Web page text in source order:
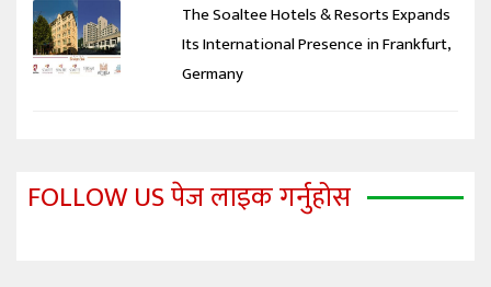
The Soaltee Hotels & Resorts Expands
Its International Presence in Frankfurt,
Germany
FOLLOW US पेज लाइक गर्नुहोस